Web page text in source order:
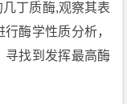
丁质酶,观察其表
酶学性质分析，
寻找到发挥最高酶